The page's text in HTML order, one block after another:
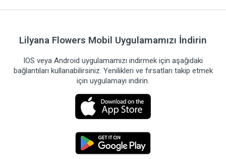
Lilyana Flowers Mobil Uygulamamızı İndirin
IOS veya Android uygulamamızı indirmek için aşağıdaki
bağlantıları kullanabilirsiniz. Yenilikleri ve fırsatları takip etmek
için uygulamayı indirin.